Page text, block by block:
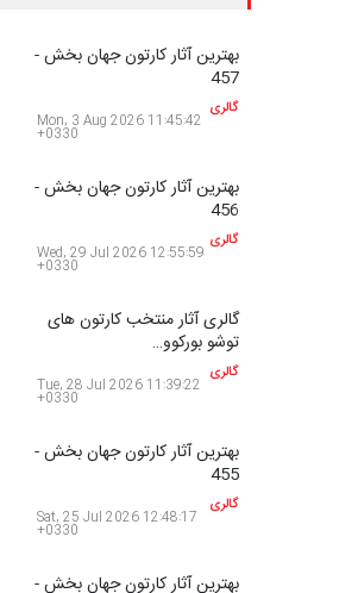
بهترین آثار کارتون جهان بخش -
457
گالری
Mon, 3 Aug 2026 11:45:42
+0330
بهترین آثار کارتون جهان بخش -
456
گالری
Wed, 29 Jul 2026 12:55:59
+0330
گالری آثار منتخب کارتون های
توشو بورکوو…
گالری
Tue, 28 Jul 2026 11:39:22
+0330
بهترین آثار کارتون جهان بخش -
455
گالری
Sat, 25 Jul 2026 12:48:17
+0330
بهترین آثار کارتون جهان بخش -